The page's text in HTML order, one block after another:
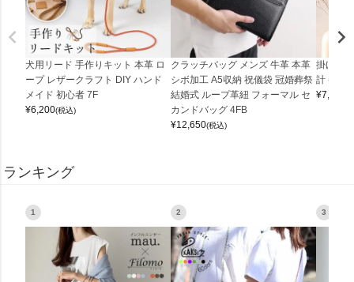
犬用リード 手作りキット 本革 ロ
ープ レザークラフト DIY ハンド
メイド 初心者 7F
¥6,200(税込)
クラッチバッグ メンズ 牛革 本革
シボ加工 A5収納 祝儀袋 冠婚葬祭
結婚式 ループ革紐 フォーマル セ
カンドバッグ 4FB
¥12,650(税込)
掛け時
計
¥7,150
ランキング
1 2 3